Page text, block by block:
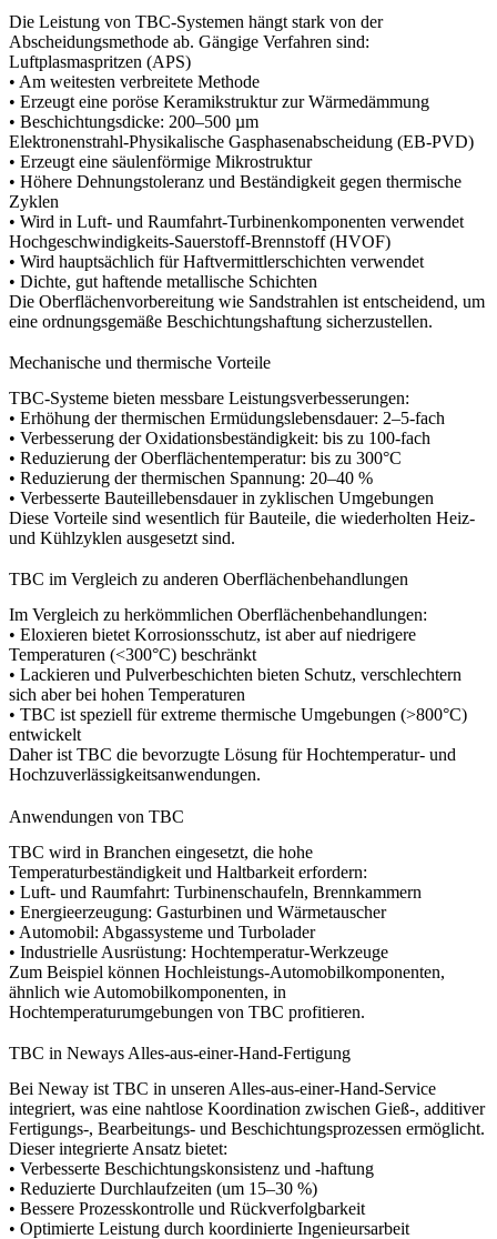
Die Leistung von TBC-Systemen hängt stark von der
Abscheidungsmethode ab. Gängige Verfahren sind:
Luftplasmaspritzen (APS)
• Am weitesten verbreitete Methode
• Erzeugt eine poröse Keramikstruktur zur Wärmedämmung
• Beschichtungsdicke: 200–500 µm
Elektronenstrahl-Physikalische Gasphasenabscheidung (EB-PVD)
• Erzeugt eine säulenförmige Mikrostruktur
• Höhere Dehnungstoleranz und Beständigkeit gegen thermische
Zyklen
• Wird in Luft- und Raumfahrt-Turbinenkomponenten verwendet
Hochgeschwindigkeits-Sauerstoff-Brennstoff (HVOF)
• Wird hauptsächlich für Haftvermittlerschichten verwendet
• Dichte, gut haftende metallische Schichten
Die Oberflächenvorbereitung wie Sandstrahlen ist entscheidend, um
eine ordnungsgemäße Beschichtungshaftung sicherzustellen.
Mechanische und thermische Vorteile
TBC-Systeme bieten messbare Leistungsverbesserungen:
• Erhöhung der thermischen Ermüdungslebensdauer: 2–5-fach
• Verbesserung der Oxidationsbeständigkeit: bis zu 100-fach
• Reduzierung der Oberflächentemperatur: bis zu 300°C
• Reduzierung der thermischen Spannung: 20–40 %
• Verbesserte Bauteillebensdauer in zyklischen Umgebungen
Diese Vorteile sind wesentlich für Bauteile, die wiederholten Heiz-
und Kühlzyklen ausgesetzt sind.
TBC im Vergleich zu anderen Oberflächenbehandlungen
Im Vergleich zu herkömmlichen Oberflächenbehandlungen:
• Eloxieren bietet Korrosionsschutz, ist aber auf niedrigere
Temperaturen (<300°C) beschränkt
• Lackieren und Pulverbeschichten bieten Schutz, verschlechtern
sich aber bei hohen Temperaturen
• TBC ist speziell für extreme thermische Umgebungen (>800°C)
entwickelt
Daher ist TBC die bevorzugte Lösung für Hochtemperatur- und
Hochzuverlässigkeitsanwendungen.
Anwendungen von TBC
TBC wird in Branchen eingesetzt, die hohe
Temperaturbeständigkeit und Haltbarkeit erfordern:
• Luft- und Raumfahrt: Turbinenschaufeln, Brennkammern
• Energieerzeugung: Gasturbinen und Wärmetauscher
• Automobil: Abgassysteme und Turbolader
• Industrielle Ausrüstung: Hochtemperatur-Werkzeuge
Zum Beispiel können Hochleistungs-Automobilkomponenten,
ähnlich wie Automobilkomponenten, in
Hochtemperaturumgebungen von TBC profitieren.
TBC in Neways Alles-aus-einer-Hand-Fertigung
Bei Neway ist TBC in unseren Alles-aus-einer-Hand-Service
integriert, was eine nahtlose Koordination zwischen Gieß-, additiver
Fertigungs-, Bearbeitungs- und Beschichtungsprozessen ermöglicht.
Dieser integrierte Ansatz bietet:
• Verbesserte Beschichtungskonsistenz und -haftung
• Reduzierte Durchlaufzeiten (um 15–30 %)
• Bessere Prozesskontrolle und Rückverfolgbarkeit
• Optimierte Leistung durch koordinierte Ingenieursarbeit